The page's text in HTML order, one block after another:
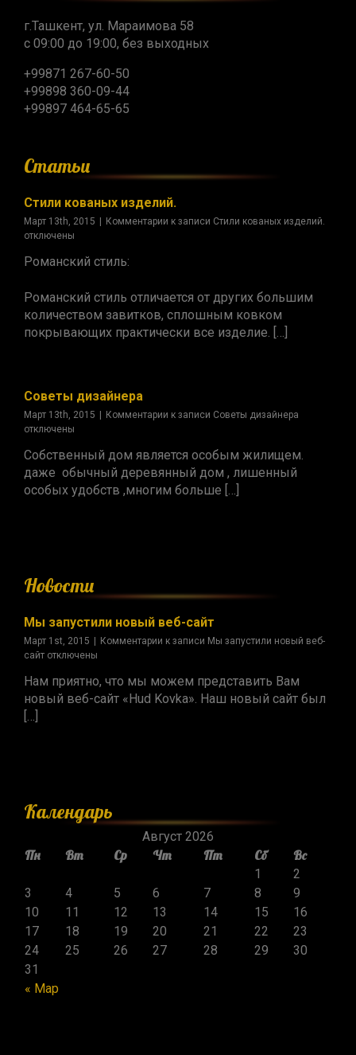
г.Ташкент, ул. Мараимова 58
с 09:00 до 19:00, без выходных
+99871 267-60-50
+99898 360-09-44
+99897 464-65-65
Статьи
Стили кованых изделий.
Март 13th, 2015 | Комментарии к записи Стили кованых изделий.
отключены
Романский стиль:
Романский стиль отличается от других большим
количеством завитков, сплошным ковком
покрывающих практически все изделие. […]
Советы дизайнера
Март 13th, 2015 | Комментарии к записи Советы дизайнера
отключены
Собственный дом является особым жилищем.
даже обычный деревянный дом , лишенный
особых удобств ,многим больше […]
Новости
Мы запустили новый веб-сайт
Март 1st, 2015 | Комментарии к записи Мы запустили новый веб-
сайт отключены
Нам приятно, что мы можем представить Вам
новый веб-сайт «Hud Kovka». Наш новый сайт был
Календарь
Август 2026
Пн Вт Ср Чт Пт Сб Вс
« Мар
1
2
3
4 5 6 7 8
9
10
11 12 13 14 15
16
17
18 19 20 21 22
23
24
25 26 27 28 29
30
31